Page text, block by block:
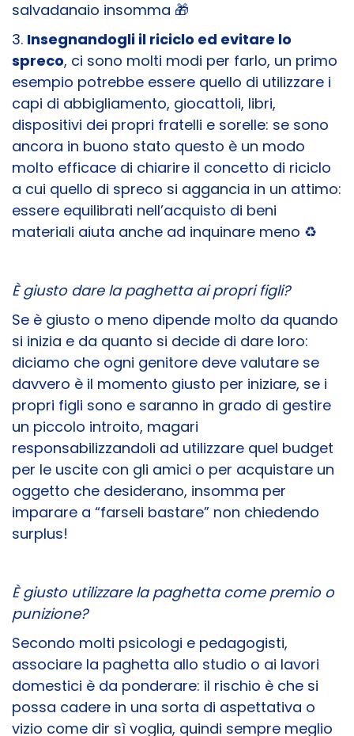
salvadanaio insomma 🎁
3. Insegnandogli il riciclo ed evitare lo
spreco, ci sono molti modi per farlo, un primo
esempio potrebbe essere quello di utilizzare i
capi di abbigliamento, giocattoli, libri,
dispositivi dei propri fratelli e sorelle: se sono
ancora in buono stato questo è un modo
molto efficace di chiarire il concetto di riciclo
a cui quello di spreco si aggancia in un attimo:
essere equilibrati nell’acquisto di beni
materiali aiuta anche ad inquinare meno ♻️
È giusto dare la paghetta ai propri figli?
Se è giusto o meno dipende molto da quando
si inizia e da quanto si decide di dare loro:
diciamo che ogni genitore deve valutare se
davvero è il momento giusto per iniziare, se i
propri figli sono e saranno in grado di gestire
un piccolo introito, magari
responsabilizzandoli ad utilizzare quel budget
per le uscite con gli amici o per acquistare un
oggetto che desiderano, insomma per
imparare a “farseli bastare” non chiedendo
surplus!
È giusto utilizzare la paghetta come premio o
punizione?
Secondo molti psicologi e pedagogisti,
associare la paghetta allo studio o ai lavori
domestici è da ponderare: il rischio è che si
possa cadere in una sorta di aspettativa o
vizio come dir sì voglia, quindi sempre meglio